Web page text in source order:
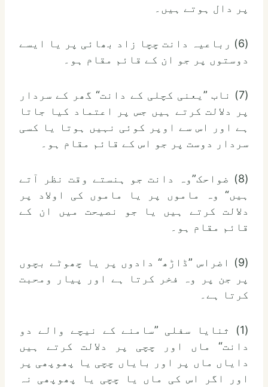
پر دال ہوتے ہیں۔
(6) رباعیہ دانت چچا زاد بھائی پر یا ایسے
دوستوں پر جو ان کے قائم مقام ہو۔
(7) ناب ”یعنی کچلی کے دانت“ گھر کے سردار
پر دلالت کرتے ہیں جس پر اعتماد کیا جاتا
ہے اور اس سے اوپر کوئی نہیں ہوتا یا کسی
سردار دوست پر جو اس کے قائم مقام ہو۔
(8) ضواحک”وہ دانت جو ہنستے وقت نظر آتے
ہیں“ وہ ماموں پر یا ماموں کی اولاد پر
دلالت کرتے ہیں یا جو نصیحت میں ان کے
قائم مقام ہو۔
(9) اضراس ”ڈاڑھ“ دادوں پر یا چھوٹے بچوں
پر جن پر وہ فخر کرتا ہے اور پیار ومحبت
کرتا ہے۔
(1) ثنایا سفلی ”سامنے کے نیچے والے دو
دانت“ ماں اور چچی پر دلالت کرتے ہیں
دایاں ماں پر اور بایاں چچی یا پھوپھی پر
اور اگر اس کی ماں یا چچی یا پھوپھی نہ